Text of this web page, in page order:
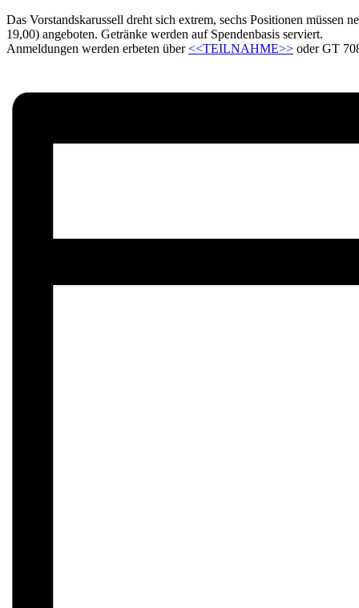
Das Vorstandskarussell dreht sich extrem, sechs Positionen
19,00) angeboten. Getränke werden auf Spendenbasis serviert.
Anmeldungen werden erbeten über<<TEILNAHME>> oder GT